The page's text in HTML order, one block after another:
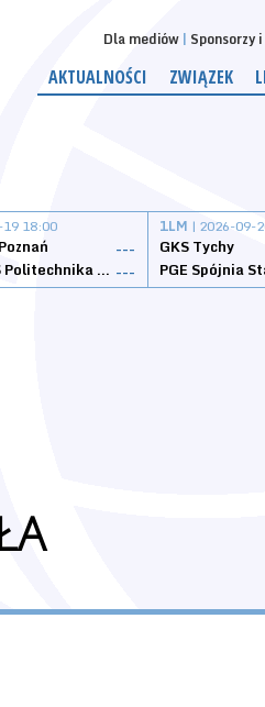
Dla mediów Sponsorzy
AKTUALNOŚCI ZWIĄZEK
18:00
---
Weegree AZS Politechnika Opolska ---
1LM | 2026-09-
GKS Tychy
PGE Spójnia